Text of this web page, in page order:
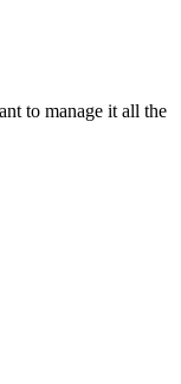
to manage it all the